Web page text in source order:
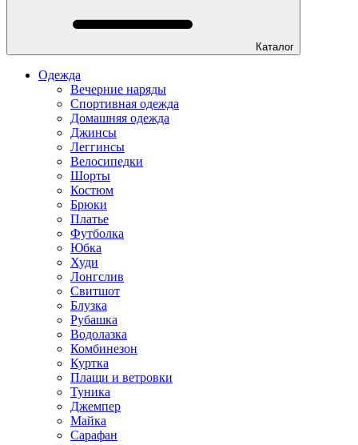
Каталог
Одежда
Вечерние наряды
Спортивная одежда
Домашняя одежда
Джинсы
Леггинсы
Велосипедки
Шорты
Костюм
Брюки
Платье
Футболка
Юбка
Худи
Лонгслив
Свитшот
Блузка
Рубашка
Водолазка
Комбинезон
Куртка
Плащи и ветровки
Туника
Джемпер
Майка
Сарафан